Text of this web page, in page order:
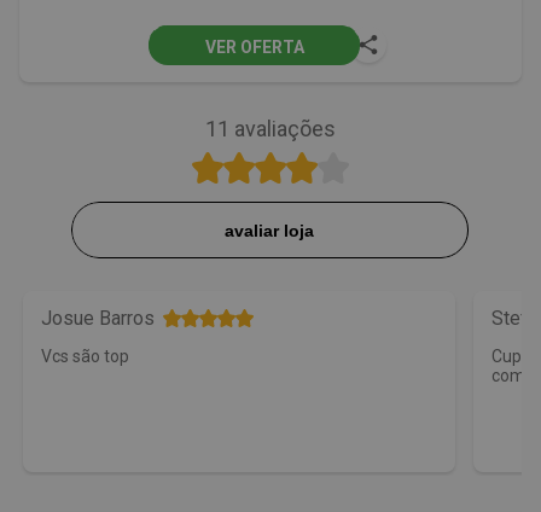
VER OFERTA
11 avaliações
avaliar loja
Josue Barros
Vcs são top